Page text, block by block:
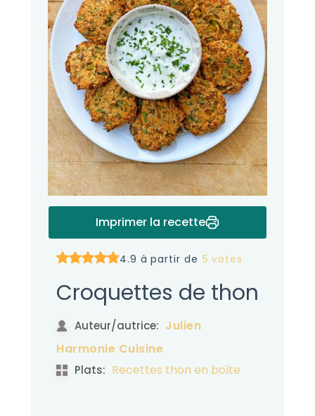
Imprimer la recette
4.9 à partir de 5 votes
Croquettes de thon
Auteur/autrice: Julien
Harmonie Cuisine
Plats: Recettes thon en boîte